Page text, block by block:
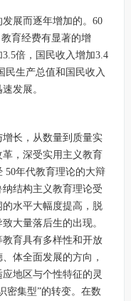
展而逐年增加的。60
育经费有显著的增
倍，国民收入增加3.4
民生产总值和国民收入
发展。
长，从数量到质量实
，深受实用主义教育
50年代教育理论的大辩
结构主义教育理论受
水平大幅度提高，脱
大量落后生的出现。
育具有多样性和开放
体全面发展的方向，
地区与个性特征的灵
密集型”的转变。在数